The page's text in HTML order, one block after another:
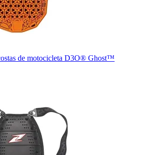
de motocicleta D3O® Ghost™